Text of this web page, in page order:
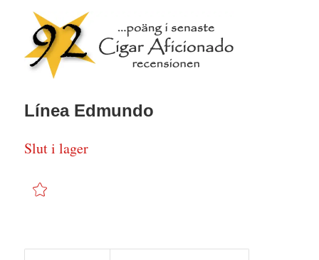
Línea Edmundo
Slut i lager